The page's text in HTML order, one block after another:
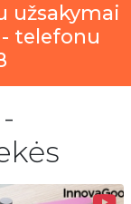
užsakymai
telefonu